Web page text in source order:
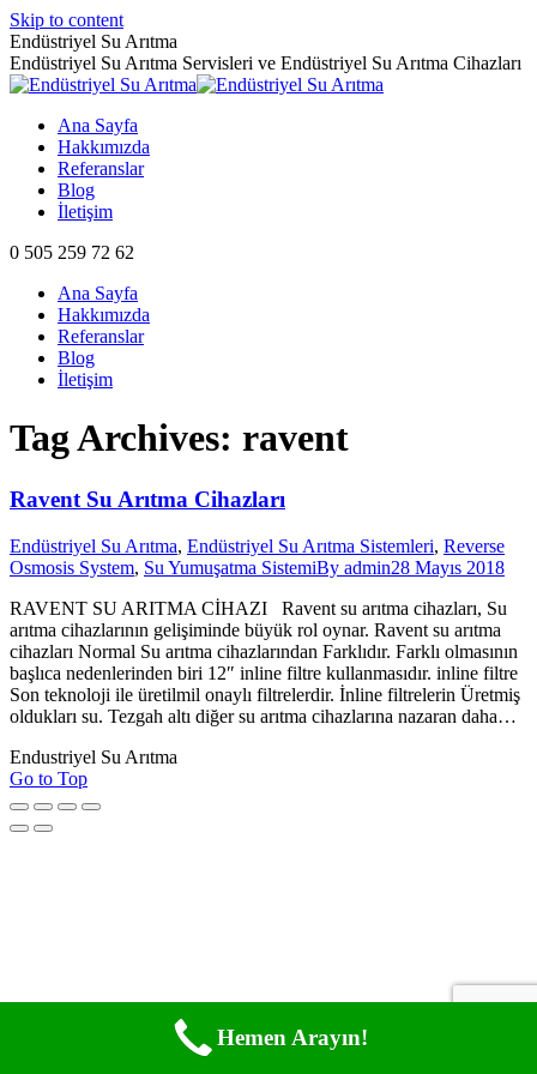
Skip to content
Endüstriyel Su Arıtma
Endüstriyel Su Arıtma Servisleri ve Endüstriyel Su Arıtma Cihazları
Ana Sayfa
Hakkımızda
Referanslar
Blog
İletişim
0 505 259 72 62
Ana Sayfa
Hakkımızda
Referanslar
Blog
İletişim
Tag Archives: ravent
Ravent Su Arıtma Cihazları
Endüstriyel Su Arıtma, Endüstriyel Su Arıtma Sistemleri, Reverse
Osmosis System, Su Yumuşatma SistemiBy admin28 Mayıs 2018
RAVENT SU ARITMA CİHAZI Ravent su arıtma cihazları, Su
arıtma cihazlarının gelişiminde büyük rol oynar. Ravent su arıtma
cihazları Normal Su arıtma cihazlarından Farklıdır. Farklı olmasının
başlıca nedenlerinden biri 12″ inline filtre kullanmasıdır. inline filtre
Son teknoloji ile üretilmil onaylı filtrelerdir. İnline filtrelerin Üretmiş
oldukları su. Tezgah altı diğer su arıtma cihazlarına nazaran daha…
Endustriyel Su Arıtma
Go to Top
Hemen Arayın!